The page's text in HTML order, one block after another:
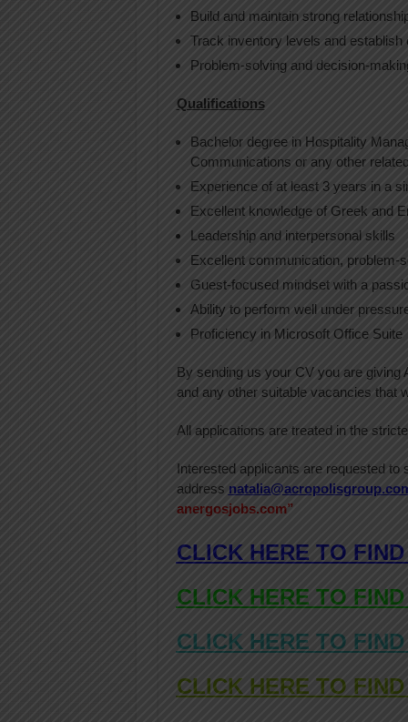
Build and maintain strong
Track inventory levels and
Problem-solving and decision-
Qualifications
Bachelor degree in Hospitality
Communications or any other
Experience of at least 3 years in a
Excellent knowledge of Greek and
Leadership and interpersonal skills
Excellent communication, problem-
Guest-focused mindset with a
Ability to perform well under
Proficiency in Microsoft Office Suite
By sending us your CV you are giving
and any other suitable vacancies that
All applications are treated in the
Interested applicants are requested to
address
anergosjobs.com”
CLICK HERE TO
CLICK HERE TO
CLICK HERE TO
CLICK HERE TO